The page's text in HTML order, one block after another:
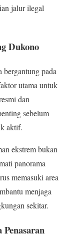
jalur ilegal
Dukono
bergantung pada
utama untuk
dan
sebelum
aktif.
ekstrem bukan
panorama
memasuki area
menjaga
sekitar.